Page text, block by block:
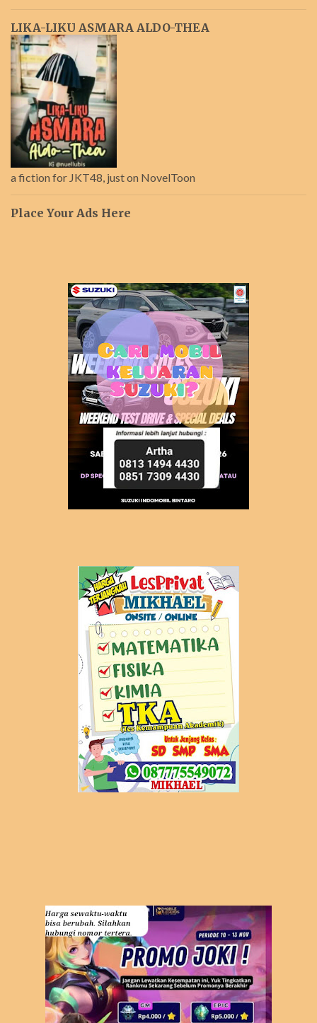
LIKA-LIKU ASMARA ALDO-THEA
a fiction for JKT48, just on NovelToon
Place Your Ads Here